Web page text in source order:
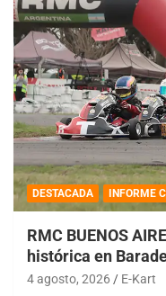
DESTACADA INFORME
RMC BUENOS
histórica en
4 agosto, 2026 E-Kart